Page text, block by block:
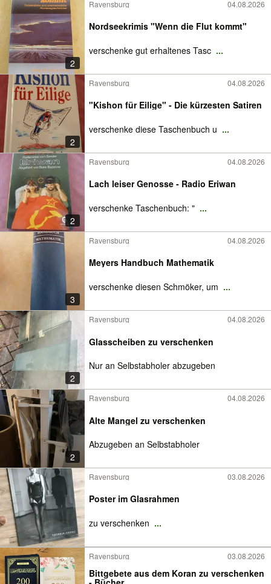
2
Ravensburg 04.08.2026
Nordseekrimis "Wenn die Flut kommt"
verschenke gut erhaltenes Tasc ...
2
Ravensburg 04.08.2026
"Kishon für Eilige" - Die kürzesten Satiren
verschenke diese Taschenbuch u ...
2
Ravensburg 04.08.2026
Lach leiser Genosse - Radio Eriwan
verschenke Taschenbuch: " ...
3
Ravensburg 04.08.2026
Meyers Handbuch Mathematik
verschenke diesen Schmöker, um ...
2
Ravensburg 04.08.2026
Glasscheiben zu verschenken
Nur an Selbstabholer abzugeben
2
Ravensburg 04.08.2026
Alte Mangel zu verschenken
Abzugeben an Selbstabholer
Ravensburg 03.08.2026
Poster im Glasrahmen
zu verschenken ...
Ravensburg 03.08.2026
Bittgebete aus dem Koran zu verschenken